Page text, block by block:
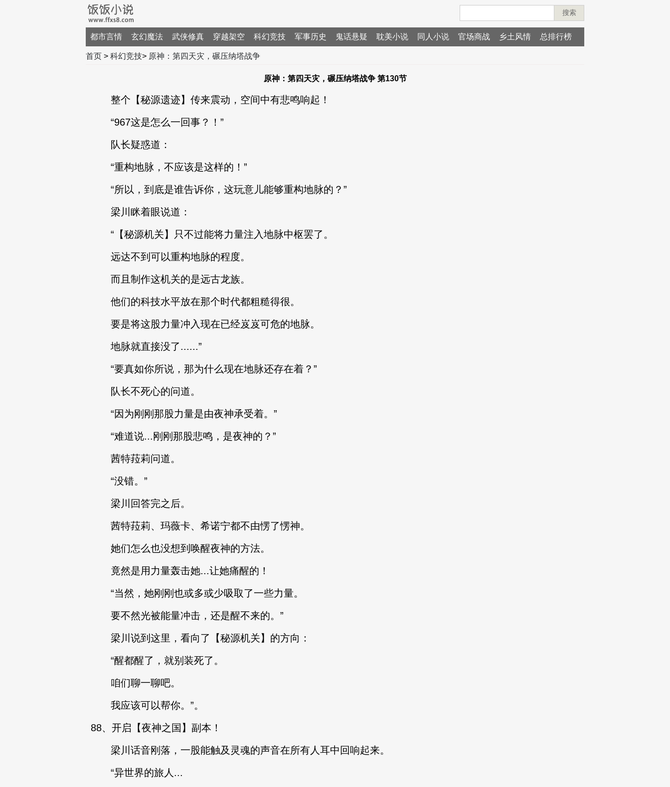
搜索
都市言情 玄幻魔法 武侠修真 穿越架空 科幻竞技 军事历史 鬼话悬疑 耽美小说 同人小说 官场商战 乡土风情 总排行榜
首页 > 科幻竞技> 原神：第四天灾，碾压纳塔战争
原神：第四天灾，碾压纳塔战争 第130节
整个【秘源遗迹】传来震动，空间中有悲鸣响起！
“967这是怎么一回事？！”
队长疑惑道：
“重构地脉，不应该是这样的！”
“所以，到底是谁告诉你，这玩意儿能够重构地脉的？”
梁川眯着眼说道：
“【秘源机关】只不过能将力量注入地脉中枢罢了。
远达不到可以重构地脉的程度。
而且制作这机关的是远古龙族。
他们的科技水平放在那个时代都粗糙得很。
要是将这股力量冲入现在已经岌岌可危的地脉。
地脉就直接没了......”
“要真如你所说，那为什么现在地脉还存在着？”
队长不死心的问道。
“因为刚刚那股力量是由夜神承受着。”
“难道说...刚刚那股悲鸣，是夜神的？”
茜特菈莉问道。
“没错。”
梁川回答完之后。
茜特菈莉、玛薇卡、希诺宁都不由愣了愣神。
她们怎么也没想到唤醒夜神的方法。
竟然是用力量轰击她...让她痛醒的！
“当然，她刚刚也或多或少吸取了一些力量。
要不然光被能量冲击，还是醒不来的。”
梁川说到这里，看向了【秘源机关】的方向：
“醒都醒了，就别装死了。
咱们聊一聊吧。
我应该可以帮你。”。
88、开启【夜神之国】副本！
梁川话音刚落，一股能触及灵魂的声音在所有人耳中回响起来。
“异世界的旅人...